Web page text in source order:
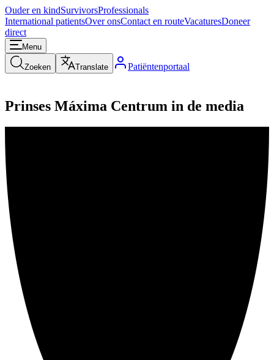
Ouder en kindSurvivorsProfessionals
International patientsOver onsContact en routeVacaturesDoneer
direct
Menu
Zoeken Translate Patiëntenportaal
Prinses Máxima Centrum in de media